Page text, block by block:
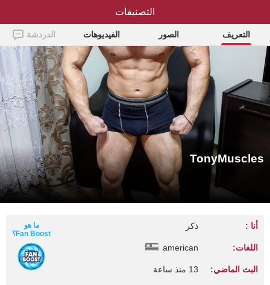
TonyMuscles
التعريف الصور الفيديوهات الدردشة
TonyMuscles
أنا : ذكر
اللغات: american
البث الماضي: 13 منذ ساعة
ما هو
Fan Boost؟
التصنيفات